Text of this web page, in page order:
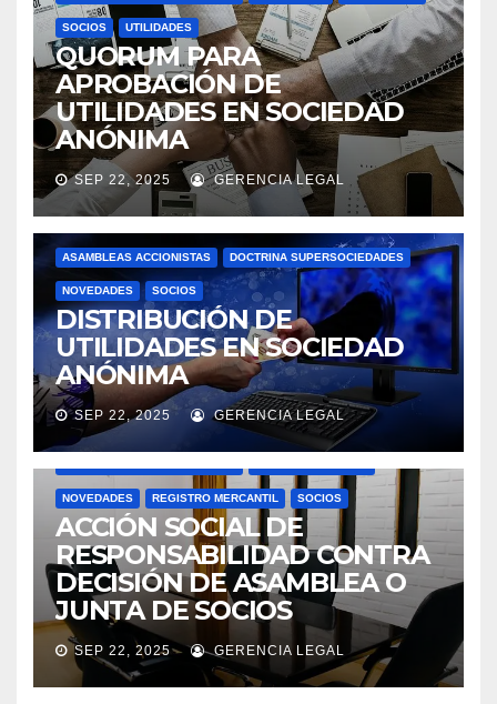
SOCIOS UTILIDADES
QUORUM PARA
APROBACIÓN DE
UTILIDADES EN SOCIEDAD
ANÓNIMA
SEP 22, 2025 GERENCIA LEGAL
ASAMBLEAS ACCIONISTAS DOCTRINA SUPERSOCIEDADES
NOVEDADES SOCIOS
DISTRIBUCIÓN DE
UTILIDADES EN SOCIEDAD
ANÓNIMA
SEP 22, 2025 GERENCIA LEGAL
ACTAS ASAMBLEAS ACCIONISTAS
NOVEDADES REGISTRO MERCANTIL SOCIOS
ACCIÓN SOCIAL DE
RESPONSABILIDAD CONTRA
DECISIÓN DE ASAMBLEA O
JUNTA DE SOCIOS
SEP 22, 2025 GERENCIA LEGAL